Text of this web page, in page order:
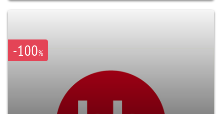
-100%